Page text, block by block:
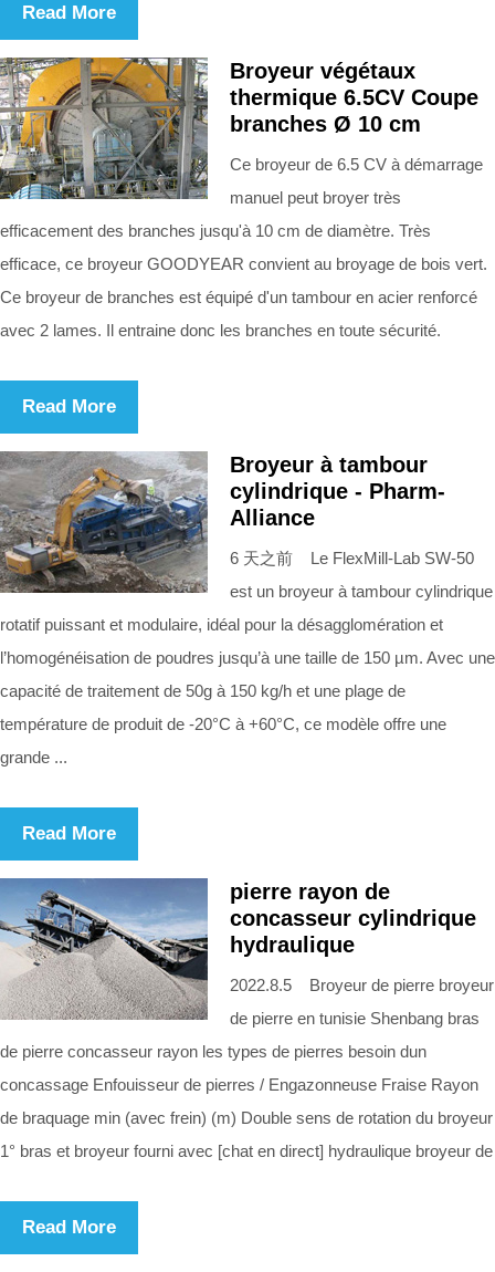
Read More
Broyeur végétaux
thermique 6.5CV Coupe
branches Ø 10 cm
Ce broyeur de 6.5 CV à démarrage
manuel peut broyer très
efficacement des branches jusqu'à 10 cm de diamètre. Très
efficace, ce broyeur GOODYEAR convient au broyage de bois vert.
Ce broyeur de branches est équipé d'un tambour en acier renforcé
avec 2 lames. Il entraine donc les branches en toute sécurité.
Read More
Broyeur à tambour
cylindrique - Pharm-
Alliance
6 天之前 Le FlexMill-Lab SW-50
est un broyeur à tambour cylindrique
rotatif puissant et modulaire, idéal pour la désagglomération et
l’homogénéisation de poudres jusqu’à une taille de 150 µm. Avec une
capacité de traitement de 50g à 150 kg/h et une plage de
température de produit de -20°C à +60°C, ce modèle offre une
grande ...
Read More
pierre rayon de
concasseur cylindrique
hydraulique
2022.8.5 Broyeur de pierre broyeur
de pierre en tunisie Shenbang bras
de pierre concasseur rayon les types de pierres besoin dun
concassage Enfouisseur de pierres / Engazonneuse Fraise Rayon
de braquage min (avec frein) (m) Double sens de rotation du broyeur
1° bras et broyeur fourni avec [chat en direct] hydraulique broyeur de
Read More